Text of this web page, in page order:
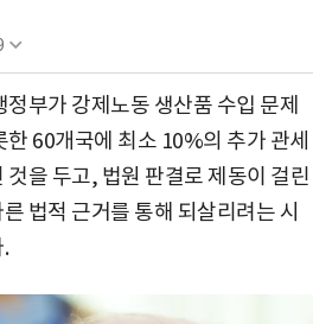
부가 강제노동 생산품 수입 문제
60개국에 최소 10%의 추가 관세
을 두고, 법원 판결로 제동이 걸린
법적 근거를 통해 되살리려는 시